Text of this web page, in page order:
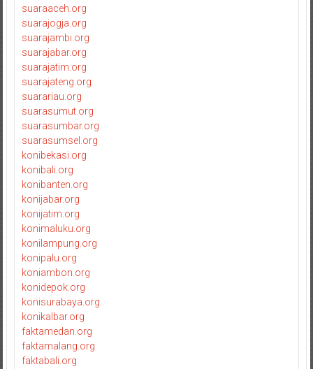
suaraaceh.org
suarajogja.org
suarajambi.org
suarajabar.org
suarajatim.org
suarajateng.org
suarariau.org
suarasumut.org
suarasumbar.org
suarasumsel.org
konibekasi.org
konibali.org
konibanten.org
konijabar.org
konijatim.org
konimaluku.org
konilampung.org
konipalu.org
koniambon.org
konidepok.org
konisurabaya.org
konikalbar.org
faktamedan.org
faktamalang.org
faktabali.org